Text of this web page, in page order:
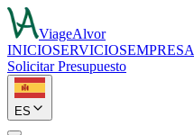
ViageAlvor
INICIOSERVICIOSEMPRESA
Solicitar Presupuesto
ES